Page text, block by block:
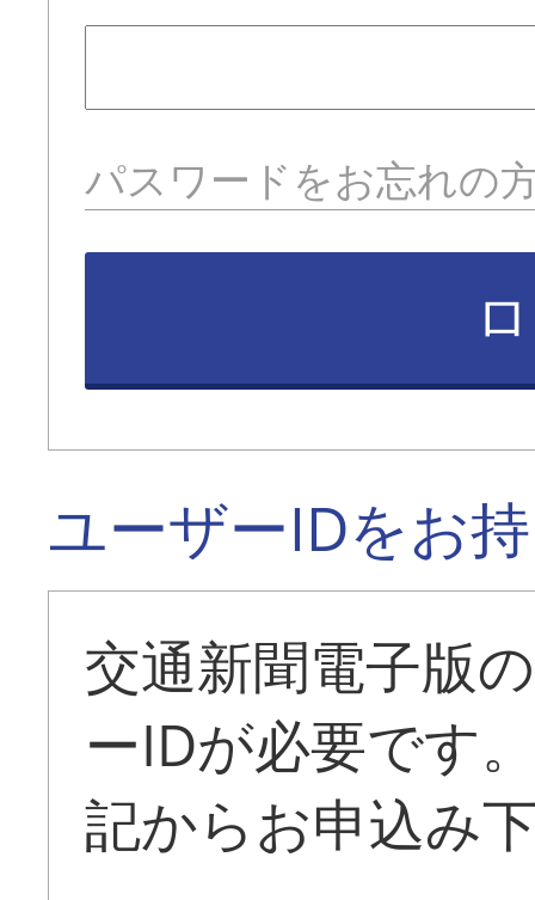
パスワードをお忘れの
ユーザーIDをお
交通新聞電子版
ーIDが必要です
記からお申込み